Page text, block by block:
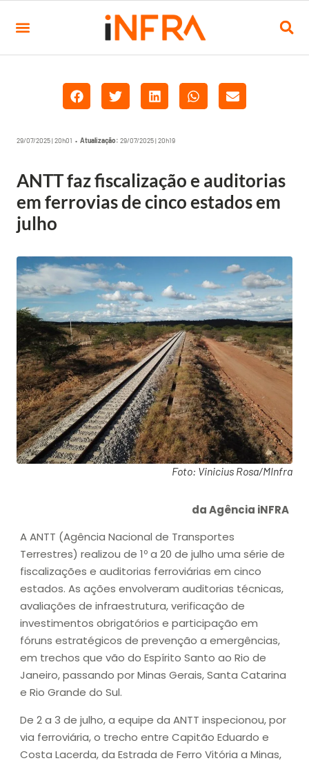
29/07/2025 | 20h01 • Atualização: 29/07/2025 | 20h19
ANTT faz fiscalização e auditorias
em ferrovias de cinco estados em
julho
Foto: Vinicius Rosa/MInfra
da Agência iNFRA
A ANTT (Agência Nacional de Transportes
Terrestres) realizou de 1º a 20 de julho uma série de
fiscalizações e auditorias ferroviárias em cinco
estados. As ações envolveram auditorias técnicas,
avaliações de infraestrutura, verificação de
investimentos obrigatórios e participação em
fóruns estratégicos de prevenção a emergências,
em trechos que vão do Espírito Santo ao Rio de
Janeiro, passando por Minas Gerais, Santa Catarina
e Rio Grande do Sul.
De 2 a 3 de julho, a equipe da ANTT inspecionou, por
via ferroviária, o trecho entre Capitão Eduardo e
Costa Lacerda, da Estrada de Ferro Vitória a Minas,